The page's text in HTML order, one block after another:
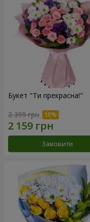
Букет "Ти прекрасна!"
2 399 грн
Замовити